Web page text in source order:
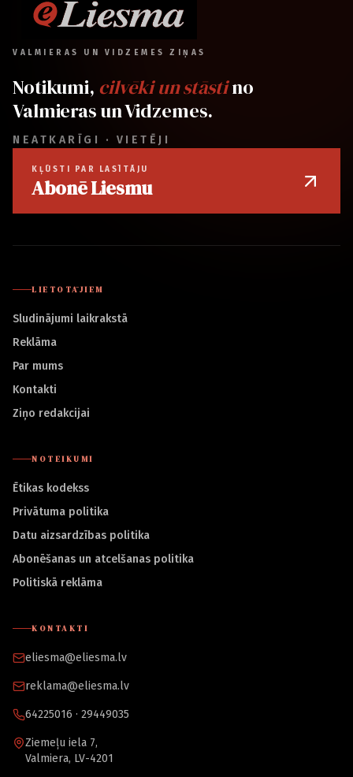
VALMIERAS UN VIDZEMES ZIŅAS
Notikumi, cilvēki un stāstino
Valmieras un Vidzemes.
NEATKARĪGI · VIETĒJI
KĻŪSTI PAR LASĪTĀJU
Abonē Liesmu
LIETOTĀJIEM
Sludinājumi laikrakstā
Reklāma
Par mums
Kontakti
Ziņo redakcijai
NOTEIKUMI
Ētikas kodekss
Privātuma politika
Datu aizsardzības politika
Abonēšanas un atcelšanas politika
Politiskā reklāma
KONTAKTI
eliesma@eliesma.lv
reklama@eliesma.lv
64225016 · 29449035
Ziemeļu iela 7,
Valmiera, LV-4201